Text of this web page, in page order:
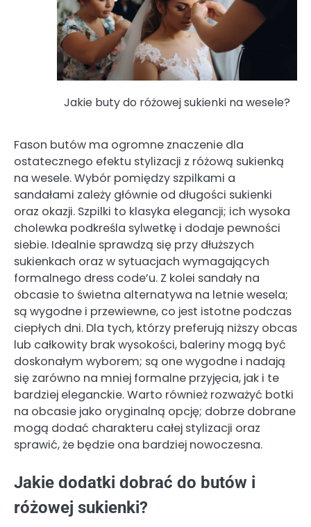
Jakie buty do różowej sukienki na wesele?
Fason butów ma ogromne znaczenie dla
ostatecznego efektu stylizacji z różową sukienką
na wesele. Wybór pomiędzy szpilkami a
sandałami zależy głównie od długości sukienki
oraz okazji. Szpilki to klasyka elegancji; ich wysoka
cholewka podkreśla sylwetkę i dodaje pewności
siebie. Idealnie sprawdzą się przy dłuższych
sukienkach oraz w sytuacjach wymagających
formalnego dress code’u. Z kolei sandały na
obcasie to świetna alternatywa na letnie wesela;
są wygodne i przewiewne, co jest istotne podczas
ciepłych dni. Dla tych, którzy preferują niższy obcas
lub całkowity brak wysokości, baleriny mogą być
doskonałym wyborem; są one wygodne i nadają
się zarówno na mniej formalne przyjęcia, jak i te
bardziej eleganckie. Warto również rozważyć botki
na obcasie jako oryginalną opcję; dobrze dobrane
mogą dodać charakteru całej stylizacji oraz
sprawić, że będzie ona bardziej nowoczesna.
Jakie dodatki dobrać do butów i
różowej sukienki?